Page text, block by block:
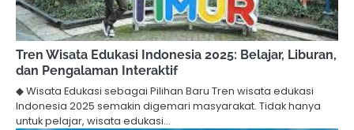
Tren Wisata Edukasi Indonesia 2025: Belajar, Liburan,
dan Pengalaman Interaktif
◆ Wisata Edukasi sebagai Pilihan Baru Tren wisata edukasi
Indonesia 2025 semakin digemari masyarakat. Tidak hanya
untuk pelajar, wisata edukasi…